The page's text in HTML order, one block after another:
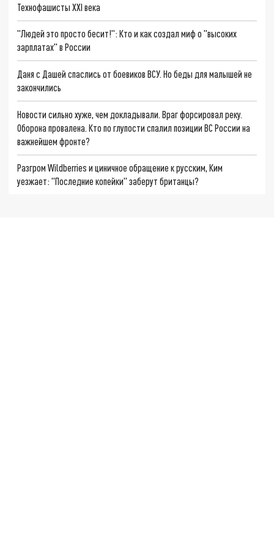
Технофашисты XXI века
"Людей это просто бесит!": Кто и как создал миф о "высоких
зарплатах" в России
Даня с Дашей спаслись от боевиков ВСУ. Но беды для малышей не
закончились
Новости сильно хуже, чем докладывали. Враг форсировал реку.
Оборона провалена. Кто по глупости спалил позиции ВС России на
важнейшем фронте?
Разгром Wildberries и циничное обращение к русским, Ким
уезжает: "Последние копейки" заберут британцы?